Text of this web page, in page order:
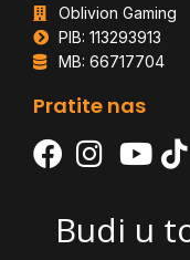
Oblivion Gaming
PIB: 113293913
MB: 66717704
Pratite nas
Budi u